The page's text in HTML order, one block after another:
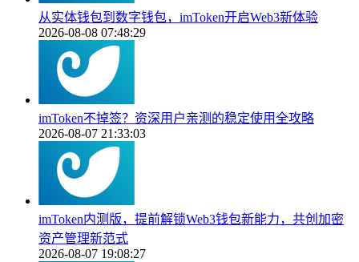
从实体钱包到数字钱包，imToken开启Web3新体验
2026-08-08 07:48:29
imToken不掉签？资深用户亲测的稳定使用全攻略
2026-08-07 21:33:03
imToken内测版，提前解锁Web3钱包新能力，共创加密
资产管理新范式
2026-08-07 19:08:27